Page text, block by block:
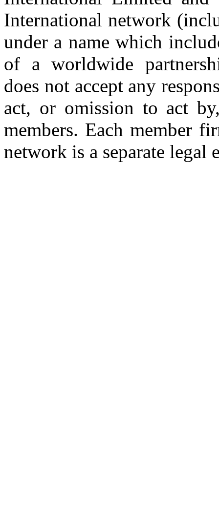
International network
under a name which
of a worldwide
does not accept any
act, or omission to act
members. Each member
network is a separate legal